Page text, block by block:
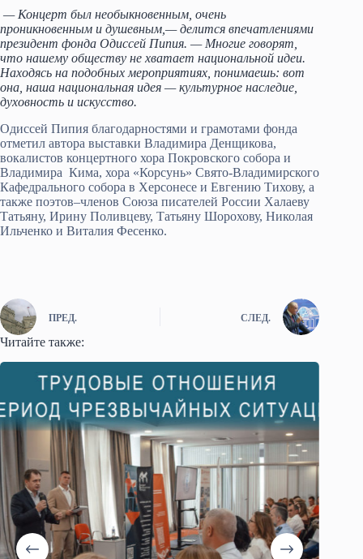
— Концерт был необыкновенным, очень
проникновенным и душевным,— делится впечатлениями
президент фонда Одиссей Пипия. — Многие говорят,
что нашему обществу не хватает национальной идеи.
Находясь на подобных мероприятиях, понимаешь: вот
она, наша национальная идея — культурное наследие,
духовность и искусство.
Одиссей Пипия благодарностями и грамотами фонда
отметил автора выставки Владимира Денщикова,
вокалистов концертного хора Покровского собора и
Владимира Кима, хора «Корсунь» Свято-Владимирского
Кафедрального собора в Херсонесе и Евгению Тихову, а
также поэтов–членов Союза писателей России Халаеву
Татьяну, Ирину Поливцеву, Татьяну Шорохову, Николая
Ильченко и Виталия Фесенко.
ПРЕД. СЛЕД.
Читайте также: